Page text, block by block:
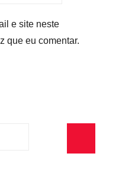
e site neste
que eu comentar.